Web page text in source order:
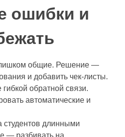
ошибки и
общие. Решение —
и добавить чек-листы.
обратной связи.
автоматические и
студентов длинными
— разбивать на